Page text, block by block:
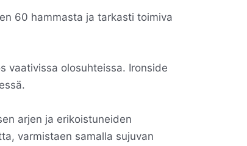
60 hammasta ja tarkasti toimiva
vaativissa olosuhteissa. Ironside
arjen ja erikoistuneiden
varmistaen samalla sujuvan